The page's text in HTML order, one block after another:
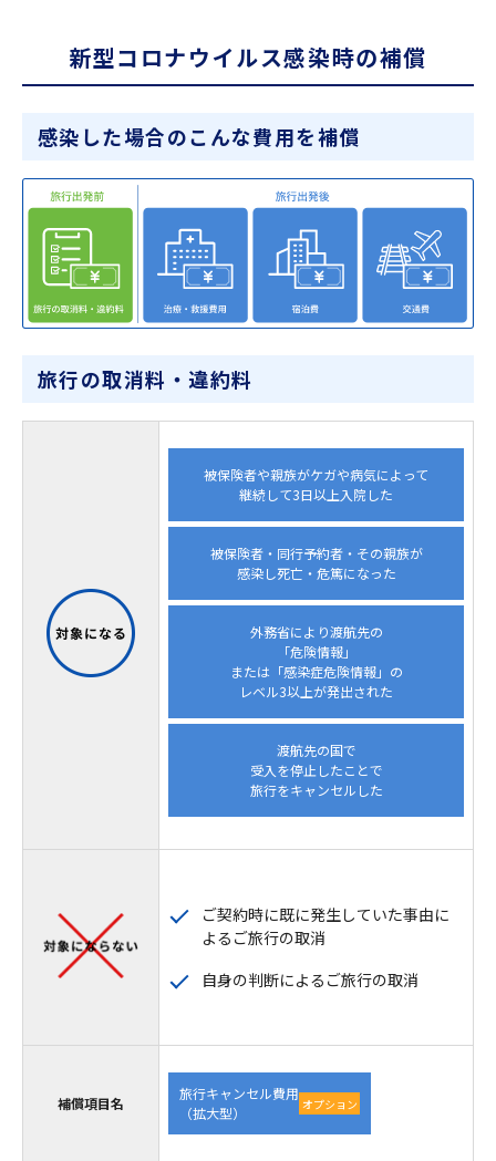
新型コロナウイルス感染時の補償
感染した場合のこんな費用を補償
旅行の取消料・違約料
被保険者や親族がケガや病気によって
継続して3日以上入院した
被保険者・同行予約者・その親族が
感染し死亡・危篤になった
外務省により渡航先の
「危険情報」
または「感染症危険情報」の
レベル3以上が発出された
渡航先の国で
受入を停止したことで
旅行をキャンセルした
ご契約時に既に発生していた事由に
よるご旅行の取消
自身の判断によるご旅行の取消
補償項目名
旅行キャンセル費用
（拡大型）
オプション